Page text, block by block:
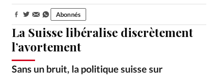
Opinions
Tous les articles
Faire un don
La Suisse libéralise discrètement
l’avortement
Sans un bruit, la politique suisse sur
Partager: Abonnés